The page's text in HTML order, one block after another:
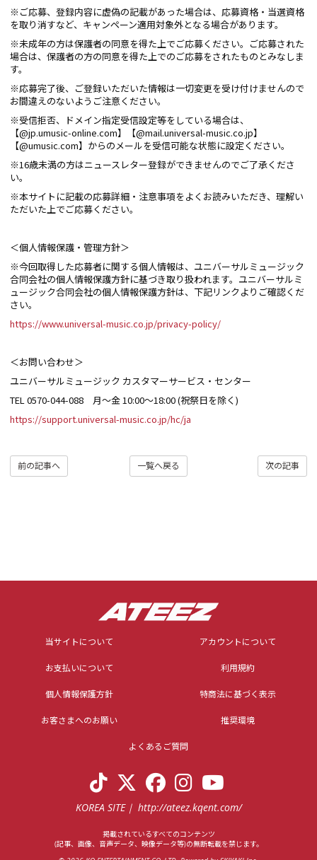
※ご応募、登録内容に虚偽の記載があった場合は、応募資格・当選資格
を取り消すなど、キャンペーン適用対象外となる場合があります。
※未成年の方は保護者の同意を得た上でご応募ください。ご応募された
場合は、保護者の方の同意を得た上でのご応募をされたものとみなしま
す。
※応募完了後、ご登録いただいた情報は一切変更を受け付けませんので
お間違えのないようご注意ください。
※受信拒否、ドメイン指定受信設定等をしている場合は、
【@jp.umusic-online.com】【@mail.universal-music.co.jp】
【@umusic.com】からのメールを受信可能な状態に設定ください。
※16歳未満の方はニュースレター登録ができませんのでご了承くださ
い。
※本サイトに記載の応募詳細・注意事項をよくお読みいただき、理解い
ただいた上でご応募ください。
＜個人情報保護・管理方針＞
※今回取得した応募者に関する個人情報は、ユニバーサルミュージック
合同会社の個人情報保護方針に基づき取り扱われます。ユニバーサルミ
ュージック合同会社の個人情報保護方針は、下記リンクよりご確認くだ
さい。
https://www.universal-music.co.jp/privacy-policy/
＜お問い合わせ＞
ユニバーサルミュージック カスタマーサービス・センター
TEL 0570-044-088 月～金 10:00～18:00 (祝祭日を除く)
https://support.universal-music.co.jp/hc/ja
次の記事
一覧へ戻る
前の記事へ
当サイトについて アカウントについて
お支払いについて 利用規約
個人情報保護方針 特商法に基づく表示
お客さまへのお願い 推奨環境
よくあるご質問
KOREA SITE http://ateez.kqent.com/
掲載されているすべてのコンテンツ
(記事、画像、音声データ、映像データ等)の無断転載を禁じます。